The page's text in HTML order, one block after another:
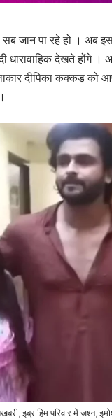
जान पा रहे हो । अब
धारावाहिक देखते होंगे
दीपिका कक्कड को
इब्राहिम परिवार में जश्न,